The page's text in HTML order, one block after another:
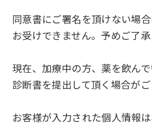
同意書にご署名を頂けない場
お受けできません。予めご了承
現在、加療中の方、薬を飲ん
診断書を提出して頂く場合がご
お客様が入力された個人情報
you
use
an
service,
the